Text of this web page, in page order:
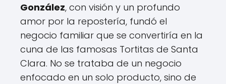
González, con visión y un profundo
amor por la repostería, fundó el
negocio familiar que se convertiría en la
cuna de las famosas Tortitas de Santa
Clara. No se trataba de un negocio
enfocado en un solo producto, sino de